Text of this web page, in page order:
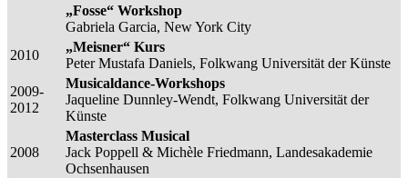
„Fosse“ Workshop
Gabriela Garcia, New York City
2010
„Meisner“ Kurs
Peter Mustafa Daniels, Folkwang Universität der Künste
2009-
2012
Musicaldance-Workshops
Jaqueline Dunnley-Wendt, Folkwang Universität der
Künste
2008
Masterclass Musical
Jack Poppell & Michèle Friedmann, Landesakademie
Ochsenhausen